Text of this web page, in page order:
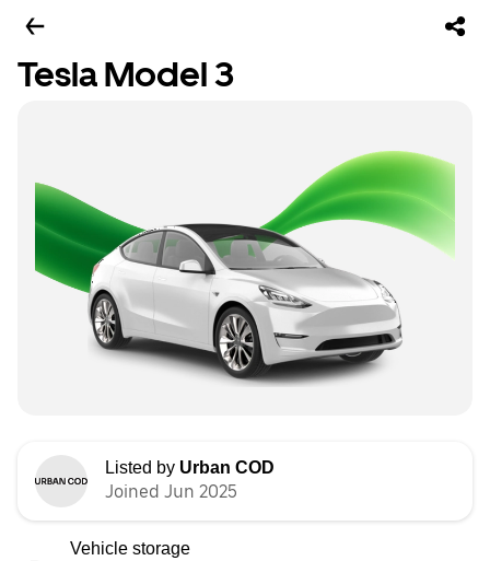
Tesla Model 3
Listed by Urban COD
Joined Jun 2025
Vehicle storage